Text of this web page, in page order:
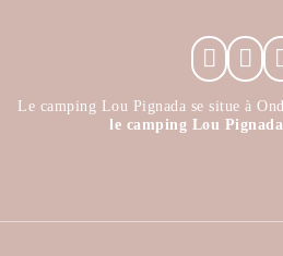
Le camping Lou Pignada se situe à
le camping Lou Pignada